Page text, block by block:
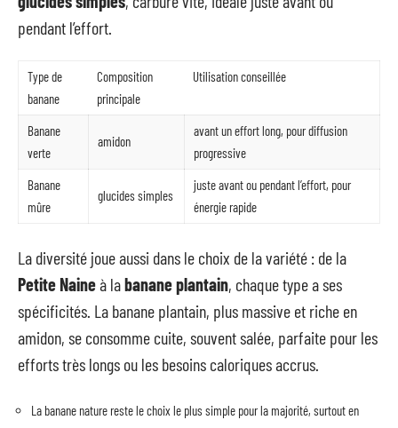
pendant l’effort.
Type de
banane
Composition
principale
Utilisation conseillée
Banane
verte
amidon
avant un effort long, pour diffusion
progressive
Banane
mûre
glucides simples
juste avant ou pendant l’effort, pour
énergie rapide
La diversité joue aussi dans le choix de la variété : de la
Petite Naineà labanane plantain, chaque type a ses
spécificités. La banane plantain, plus massive et riche en
amidon, se consomme cuite, souvent salée, parfaite pour les
efforts très longs ou les besoins caloriques accrus.
La banane nature reste le choix le plus simple pour la majorité, surtout en